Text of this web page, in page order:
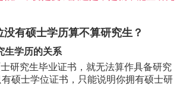
没有硕士学历算不算研究生？
生学历的关系
研究生毕业证书，就无法算作具备研究
硕士学位证书，只能说明你拥有硕士研